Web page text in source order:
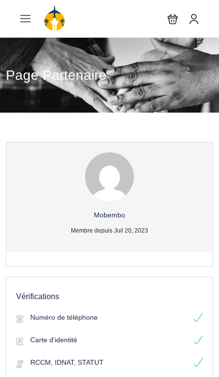
Page Partenaire
Mobembo
Membre depuis Juil 20, 2023
Vérifications
Numéro de téléphone
Carte d'identité
RCCM, IDNAT, STATUT